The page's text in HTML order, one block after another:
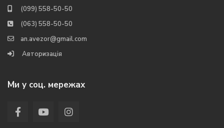
(099) 558-50-50
(063) 558-50-50
an.avezor@gmail.com
Авторизація
Ми у соц. мережах